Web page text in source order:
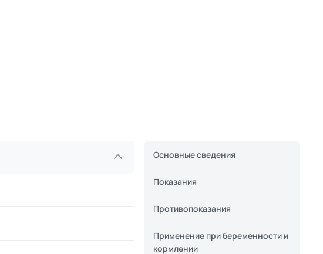
Основные сведения
Показания
Противопоказания
Применение при беременности и
кормлении